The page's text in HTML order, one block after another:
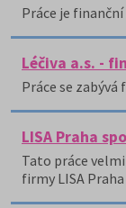
Práce je
Léčiva a.s. -
Práce se
LISA Praha
Tato práce
firmy LISA Praha